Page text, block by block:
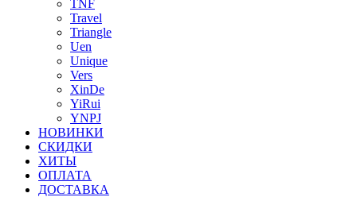
TNF
Travel
Triangle
Uen
Unique
Vers
XinDe
YiRui
YNPJ
НОВИНКИ
СКИДКИ
ХИТЫ
ОПЛАТА
ДОСТАВКА